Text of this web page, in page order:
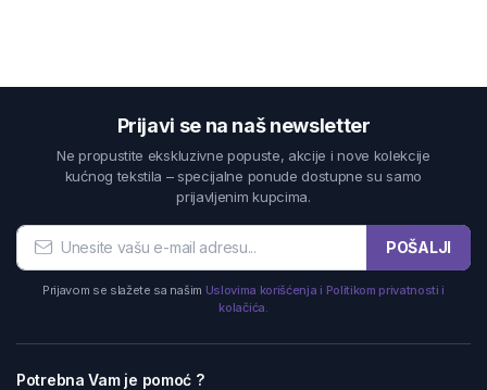
Prijavi se na naš newsletter
Ne propustite ekskluzivne popuste, akcije i nove kolekcije
kućnog tekstila – specijalne ponude dostupne su samo
prijavljenim kupcima.
POŠALJI
Prijavom se slažete sa našim Uslovima korišćenja i Politikom privatnosti i
kolačića.
Potrebna Vam je pomoć ?